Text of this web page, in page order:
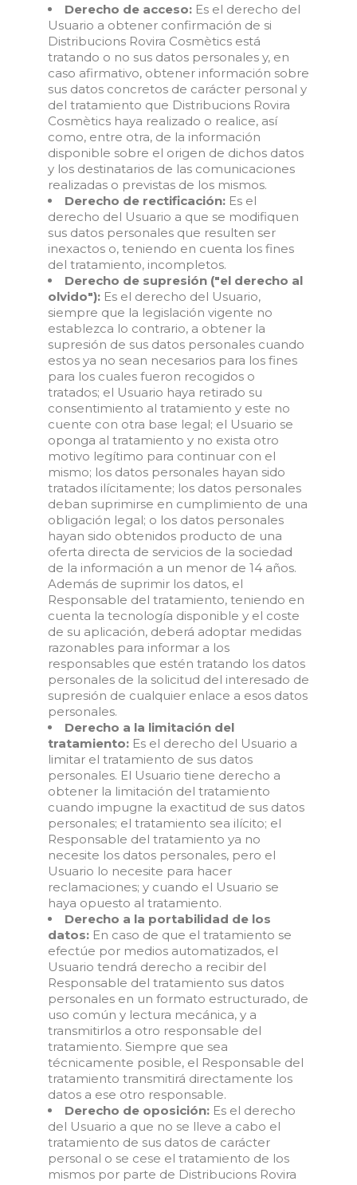
Derecho de acceso: Es el derecho del
Usuario a obtener confirmación de si
Distribucions Rovira Cosmètics está
tratando o no sus datos personales y, en
caso afirmativo, obtener información sobre
sus datos concretos de carácter personal y
del tratamiento que Distribucions Rovira
Cosmètics haya realizado o realice, así
como, entre otra, de la información
disponible sobre el origen de dichos datos
y los destinatarios de las comunicaciones
realizadas o previstas de los mismos.
Derecho de rectificación: Es el
derecho del Usuario a que se modifiquen
sus datos personales que resulten ser
inexactos o, teniendo en cuenta los fines
del tratamiento, incompletos.
Derecho de supresión ("el derecho al
olvido"): Es el derecho del Usuario,
siempre que la legislación vigente no
establezca lo contrario, a obtener la
supresión de sus datos personales cuando
estos ya no sean necesarios para los fines
para los cuales fueron recogidos o
tratados; el Usuario haya retirado su
consentimiento al tratamiento y este no
cuente con otra base legal; el Usuario se
oponga al tratamiento y no exista otro
motivo legítimo para continuar con el
mismo; los datos personales hayan sido
tratados ilícitamente; los datos personales
deban suprimirse en cumplimiento de una
obligación legal; o los datos personales
hayan sido obtenidos producto de una
oferta directa de servicios de la sociedad
de la información a un menor de 14 años.
Además de suprimir los datos, el
Responsable del tratamiento, teniendo en
cuenta la tecnología disponible y el coste
de su aplicación, deberá adoptar medidas
razonables para informar a los
responsables que estén tratando los datos
personales de la solicitud del interesado de
supresión de cualquier enlace a esos datos
personales.
Derecho a la limitación del
tratamiento: Es el derecho del Usuario a
limitar el tratamiento de sus datos
personales. El Usuario tiene derecho a
obtener la limitación del tratamiento
cuando impugne la exactitud de sus datos
personales; el tratamiento sea ilícito; el
Responsable del tratamiento ya no
necesite los datos personales, pero el
Usuario lo necesite para hacer
reclamaciones; y cuando el Usuario se
haya opuesto al tratamiento.
Derecho a la portabilidad de los
datos: En caso de que el tratamiento se
efectúe por medios automatizados, el
Usuario tendrá derecho a recibir del
Responsable del tratamiento sus datos
personales en un formato estructurado, de
uso común y lectura mecánica, y a
transmitirlos a otro responsable del
tratamiento. Siempre que sea
técnicamente posible, el Responsable del
tratamiento transmitirá directamente los
datos a ese otro responsable.
Derecho de oposición: Es el derecho
del Usuario a que no se lleve a cabo el
tratamiento de sus datos de carácter
personal o se cese el tratamiento de los
mismos por parte de Distribucions Rovira